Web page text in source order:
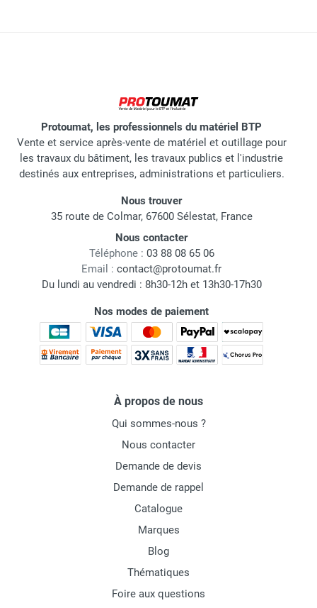
Protoumat, les professionnels du matériel BTP
Vente et service après-vente de matériel et outillage pour
les travaux du bâtiment, les travaux publics et l'industrie
destinés aux entreprises, administrations et particuliers.
Nous trouver
35 route de Colmar, 67600 Sélestat, France
Nous contacter
Téléphone : 03 88 08 65 06
Email : contact@protoumat.fr
Du lundi au vendredi : 8h30-12h et 13h30-17h30
Nos modes de paiement
À propos de nous
Qui sommes-nous ?
Nous contacter
Demande de devis
Demande de rappel
Catalogue
Marques
Blog
Thématiques
Foire aux questions